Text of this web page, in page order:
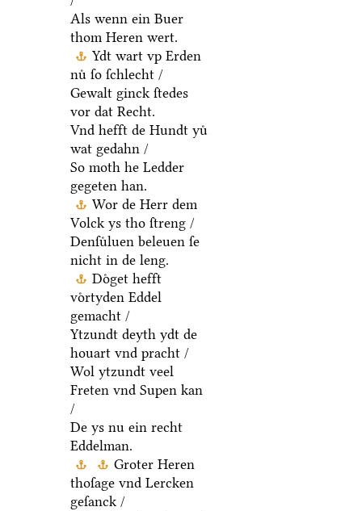
Als wenn ein Buer
thom Heren wert.
Ydt wart vp Erden
nuͤ ſo ſchlecht /
Gewalt ginck ſtedes
vor dat Recht.
Vnd hefft de Hundt yuͤ
wat gedahn /
So moth he Ledder
gegeten han.
Wor de Herr dem
Volck ys tho ſtreng /
Denſuͤluen beleuen ſe
nicht in de leng.
Doͤget hefft
voͤrtyden Eddel
gemacht /
Ytzundt deyth ydt de
houart vnd pracht /
Wol ytzundt veel
Freten vnd Supen kan
/
De ys nu ein recht
Eddelman.
Groter Heren
thoſage vnd Lercken
geſanck /